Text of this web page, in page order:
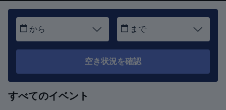
から まで
空き状況を確認
すべてのイベント